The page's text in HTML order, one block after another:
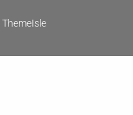
ThemeIsle